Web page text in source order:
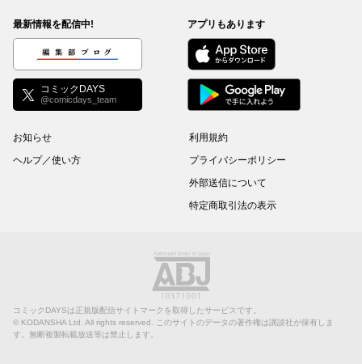
最新情報を配信中!
編集部ブログ
コミックDAYS
@comicdays_team
アプリもあります
お知らせ
ヘルプ／使い方
利用規約
プライバシーポリシー
外部送信について
特定商取引法の表示
コミックDAYSは正規版配信サイトマークを取得したサービスです。
© KODANSHA Ltd. All rights reserved. このサイトのデータの著作権は講談社が保有しま
す。無断複製転載放送等は禁止します。